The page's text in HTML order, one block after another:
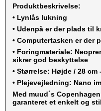
Produktbeskrivelse:
• Lynlås lukning
• Udenpå er der plads til
• Computertasken er der
• Foringmateriale:
sikrer god beskyttelse
• Størrelse: Højde / 28 cm
• Plejevejledning: Nano
Med muud´s
garanteret et enkelt og